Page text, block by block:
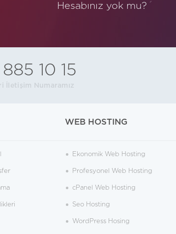
Hesabınız yok mu?
885 10 15
İletişim Numaramız
WEB HOSTING
Ekonomik Web Hosting
Profesyonel Web Hosting
cPanel Web Hosting
Seo Hosting
WordPress Hosing